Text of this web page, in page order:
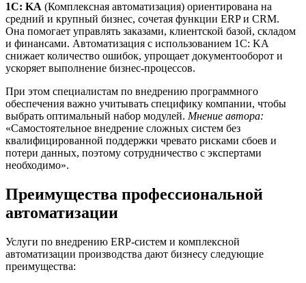
1С: KA (Комплексная автоматизация) ориентирована на
средний и крупный бизнес, сочетая функции ERP и CRM.
Она помогает управлять заказами, клиентской базой, складом
и финансами. Автоматизация с использованием 1С: KA
снижает количество ошибок, упрощает документооборот и
ускоряет выполнение бизнес-процессов.
При этом специалистам по внедрению программного
обеспечения важно учитывать специфику компании, чтобы
выбрать оптимальный набор модулей. Мнение автора:
«Самостоятельное внедрение сложных систем без
квалифицированной поддержки чревато рисками сбоев и
потери данных, поэтому сотрудничество с экспертами
необходимо».
Преимущества профессиональной
автоматизации
Услуги по внедрению ERP-систем и комплексной
автоматизации производства дают бизнесу следующие
преимущества: